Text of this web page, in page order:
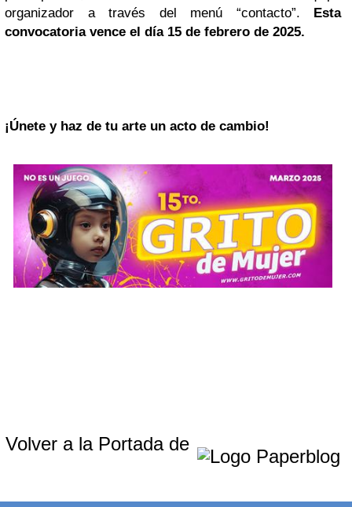
organizador a través del menú “contacto”.
Esta
convocatoria vence el día 15 de febrero de 2025.
¡Únete y haz de tu arte un acto de cambio!
Volver a la Portada de